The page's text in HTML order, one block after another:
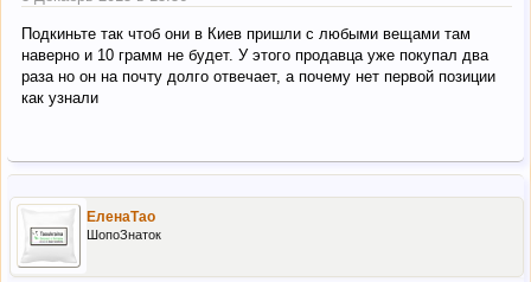
Подкиньте так чтоб они в Киев пришли с любыми вещами там
наверно и 10 грамм не будет. У этого продавца уже покупал два
раза но он на почту долго отвечает, а почему нет первой позиции
как узнали
ЕленаТао
ШопоЗнаток